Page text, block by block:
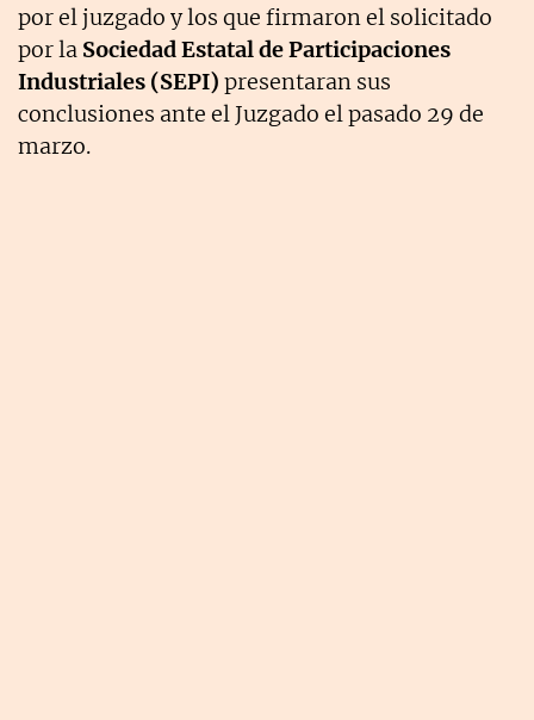
por el juzgado y los que firmaron el solicitado
por la Sociedad Estatal de Participaciones
Industriales (SEPI) presentaran sus
conclusiones ante el Juzgado el pasado 29 de
marzo.